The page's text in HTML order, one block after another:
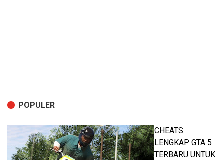
POPULER
CHEATS
LENGKAP GTA 5
TERBARU UNTUK